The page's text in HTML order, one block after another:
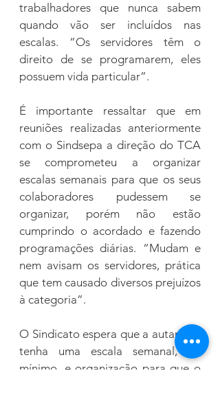
trabalhadores que nunca sabem
quando vão ser incluídos nas
escalas. “Os servidores têm o
direito de se programarem, eles
possuem vida particular”.
É importante ressaltar que em
reuniões realizadas anteriormente
com o Sindsepa a direção do TCA
se comprometeu a organizar
escalas semanais para que os seus
colaboradores pudessem se
organizar, porém não estão
cumprindo o acordado e fazendo
programações diárias. “Mudam e
nem avisam os servidores, prática
que tem causado diversos prejuízos
à categoria”.
O Sindicato espera que a autarquia
tenha uma escala semanal, no
mínimo, e organização para que o